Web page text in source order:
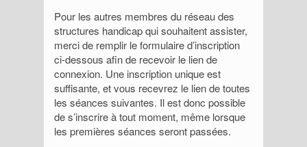
Pour les autres membres du réseau des
structures handicap qui souhaitent assister,
merci de remplir le formulaire d’inscription
ci-dessous afin de recevoir le lien de
connexion. Une inscription unique est
suffisante, et vous recevrez le lien de toutes
les séances suivantes. Il est donc possible
de s’inscrire à tout moment, même lorsque
les premières séances seront passées.